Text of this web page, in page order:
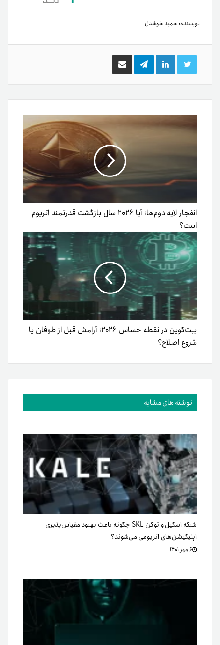
نویسنده: حمید خوشدل
توییتر لینکدینتلگرام اشتراک
گذاری
ایمیل
انفجار لایه دوم‌ها؛ آیا ۲۰۲۶ سال بازگشت قدرتمند اتریوم
است؟
بیت‌کوین در نقطه حساس ۲۰۲۶؛ آرامش قبل از طوفان یا
شروع اصلاح؟
نوشته های مشابه
شبکه اسکیل و توکن SKL چگونه باعث بهبود مقیاس‌پذیری
اپلیکیشن‌های اتریومی می‌شوند؟
۶ مهر ۱۴۰۱